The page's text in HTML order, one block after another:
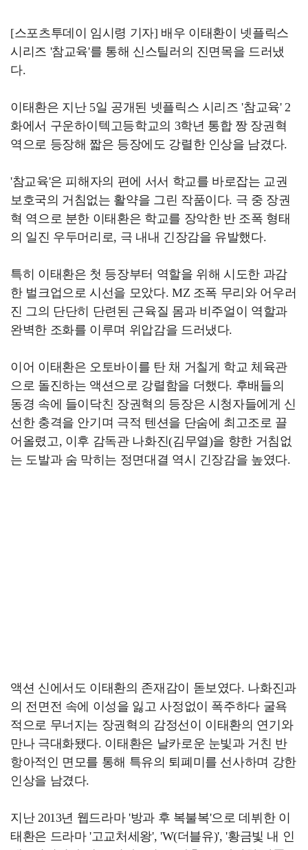
[스포츠투데이 임시령 기자] 배우 이태환이 넷플릭스
시리즈 '참교육'를 통해 신스틸러의 진면목을 드러냈
다.
이태환은 지난 5일 공개된 넷플릭스 시리즈 '참교육' 2
화에서 구운하이텍고등학교의 3학년 통합 짱 장권혁
역으로 등장해 짧은 등장에도 강렬한 인상을 남겼다.
'참교육'은 피해자의 편에 서서 학교를 바로잡는 교권
보호국의 거침없는 활약을 그린 작품이다. 극 중 장권
혁 역으로 분한 이태환은 학교를 장악한 반 조폭 형태
의 일진 우두머리로, 극 내내 긴장감을 유발했다.
특히 이태환은 첫 등장부터 역할을 위해 시도한 과감
한 벌크업으로 시선을 모았다. MZ 조폭 무리와 어우러
진 그의 단단히 단련된 근육질 몸과 비주얼이 역할과
완벽한 조화를 이루며 위압감을 드러냈다.
이어 이태환은 오토바이를 탄 채 거칠게 학교 체육관
으로 돌진하는 액션으로 강렬함을 더했다. 후배들의
동경 속에 들이닥친 장권혁의 등장은 시청자들에게 신
선한 충격을 안기며 극적 텐션을 단숨에 최고조로 끌
어올렸고, 이후 감독관 나화진(김무열)을 향한 거침없
는 도발과 숨 막히는 정면대결 역시 긴장감을 높였다.
액션 신에서도 이태환의 존재감이 돋보였다. 나화진과
의 전면전 속에 이성을 잃고 사정없이 폭주하다 굴욕
적으로 무너지는 장권혁의 감정선이 이태환의 연기와
만나 극대화됐다. 이태환은 날카로운 눈빛과 거친 반
항아적인 면모를 통해 특유의 퇴폐미를 선사하며 강한
인상을 남겼다.
지난 2013년 웹드라마 '방과 후 복불복'으로 데뷔한 이
태환은 드라마 '고교처세왕', 'W(더블유)', '황금빛 내 인